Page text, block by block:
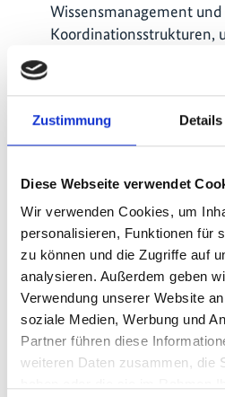
Zustimmung Details
Diese Webseite verwendet
Wir verwenden Cookies, um
personalisieren, Funktionen für
zu können und die Zugriffe auf
analysieren. Außerdem geben
Verwendung unserer Website
soziale Medien, Werbung und
Partner führen diese
weiteren Daten zusammen, die
Wissensmanagement
Koordinationsstrukturen,
und
Die
Erreichung der
Bestandsaufnahme und
Grundlage für eine Multi-
zum Thema Entwaldung
wird die Koordinierung
Zivilgesellschaft und
und gleichzeitig die
vom Wald abhängiger
inklusiven